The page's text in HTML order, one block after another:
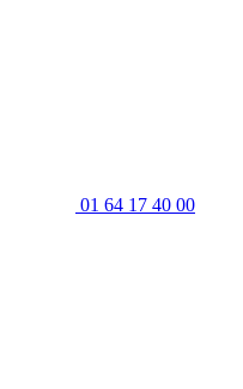
01 64 17 40 00